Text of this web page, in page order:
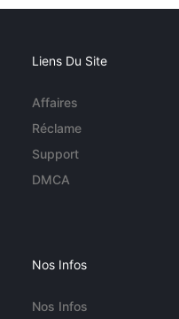
Liens Du Site
Affaires
Réclame
Support
DMCA
Nos Infos
Nos Infos